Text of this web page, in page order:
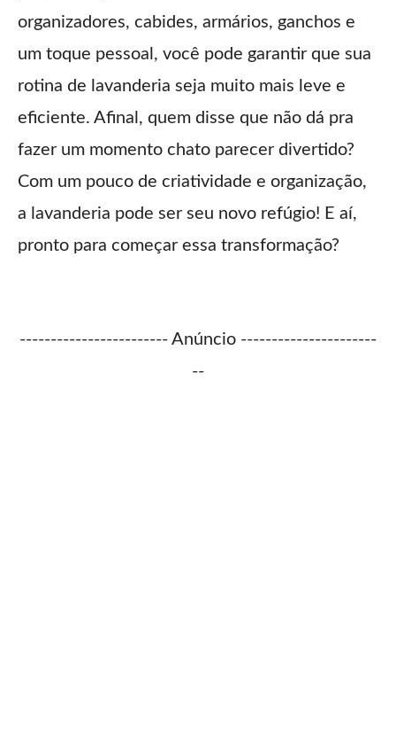
organizadores, cabides, armários, ganchos e
um toque pessoal, você pode garantir que sua
rotina de lavanderia seja muito mais leve e
eficiente. Afinal, quem disse que não dá pra
fazer um momento chato parecer divertido?
Com um pouco de criatividade e organização,
a lavanderia pode ser seu novo refúgio! E aí,
pronto para começar essa transformação?
------------------------ Anúncio ----------------------
--